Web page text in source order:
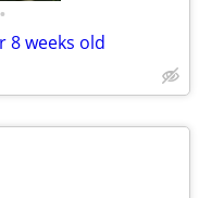
•
8 weeks old